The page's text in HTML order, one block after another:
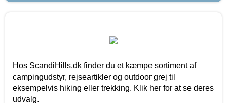
Hos ScandiHills.dk finder du et kæmpe sortiment af
campingudstyr, rejseartikler og outdoor grej til
eksempelvis hiking eller trekking. Klik her for at se deres
udvalg.